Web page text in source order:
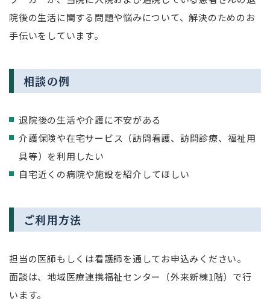
院後の生活に関する問題や悩みについて、解決のためのお
手伝いをしています。
相談の例
退院後の生活や介護に不安がある
介護保険や在宅サービス（訪問看護、訪問診療、福祉用
具等）を利用したい
自宅近くの病院や施設を紹介してほしい
ご利用方法
担当の医師もしくは看護師を通してお申込みください。
面談は、地域医療連携福祉センター（外来新棟1階）で行
います。